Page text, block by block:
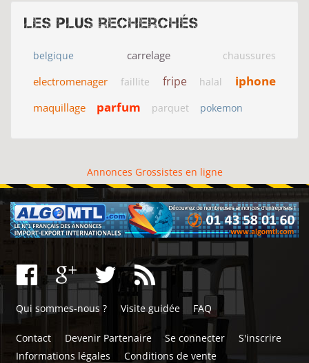
Les plus recherchés
belgique carrelage chaussures
electromenager faillite fripe halal iphone
maquillage parfum parquet pokemon
Annonces Grossistes en ligne
Qui sommes-nous ? Visite guidée FAQ
Contact Devenir Partenaire Se connecter
S'inscrire
Informations légales
Conditions de vente